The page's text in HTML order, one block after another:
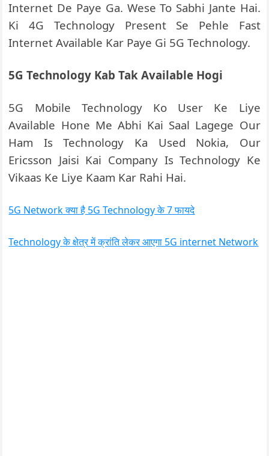
Internet De Paye Ga. Wese To Sabhi Jante Hai.
Ki 4G Technology Present Se Pehle Fast
Internet Available Kar Paye Gi 5G Technology.
5G Technology Kab Tak Available Hogi
5G Mobile Technology Ko User Ke Liye
Available Hone Me Abhi Kai Saal Lagege Our
Ham Is Technology Ka Used Nokia, Our
Ericsson Jaisi Kai Company Is Technology Ke
Vikaas Ke Liye Kaam Kar Rahi Hai.
5G Network क्या है 5G Technology के 7 फायदे
Technology के क्षेत्र में क्रांति लेकर आएगा 5G internet Network